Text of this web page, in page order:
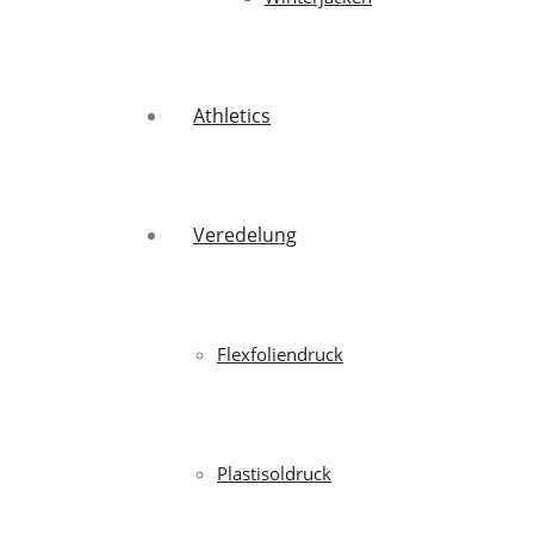
Athletics
Veredelung
Flexfoliendruck
Plastisoldruck